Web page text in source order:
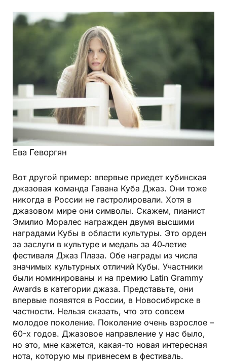
Ева Геворгян
Вот другой пример: впервые приедет кубинская
джазовая команда Гавана Куба Джаз. Они тоже
никогда в России не гастролировали. Хотя в
джазовом мире они символы. Скажем, пианист
Эмилио Моралес награжден двумя высшими
наградами Кубы в области культуры. Это орден
за заслуги в культуре и медаль за 40‑летие
фестиваля Джаз Плаза. Обе награды из числа
значимых культурных отличий Кубы. Участники
были номинированы и на премию Latin Grammy
Awards в категории джаза. Представьте, они
впервые появятся в России, в Новосибирске в
частности. Нельзя сказать, что это совсем
молодое поколение. Поколение очень взрослое –
60-х годов. Джазовое направление у нас было,
но это, мне кажется, какая-то новая интересная
нота, которую мы привнесем в фестиваль.